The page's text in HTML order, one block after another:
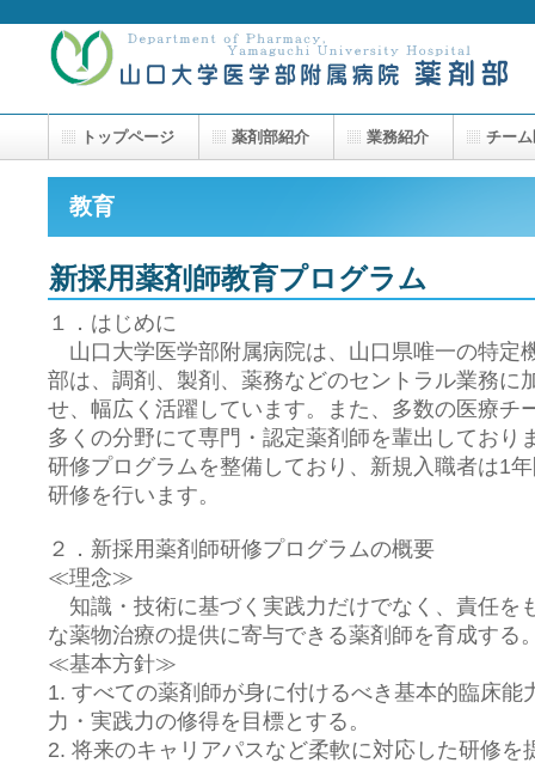
教育
新採用薬剤師教育プログラム
１．はじめに
山口大学医学部附属病院は、山口県唯一の特定
部は、調剤、製剤、薬務などのセントラル業務に
せ、幅広く活躍しています。また、多数の医療チ
多くの分野にて専門・認定薬剤師を輩出しており
研修プログラムを整備しており、新規入職者は1
研修を行います。
２．新採用薬剤師研修プログラムの概要
≪理念≫
知識・技術に基づく実践力だけでなく、責任を
な薬物治療の提供に寄与できる薬剤師を育成する
≪基本方針≫
1. すべての薬剤師が身に付けるべき基本的臨床能
力・実践力の修得を目標とする。
2. 将来のキャリアパスなど柔軟に対応した研修を
トップページ 薬剤部紹介 業務紹介 チー